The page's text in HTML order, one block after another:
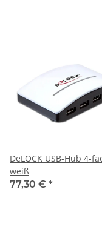
DeLOCK USB-Hub 4-
weiß
77,30 € *